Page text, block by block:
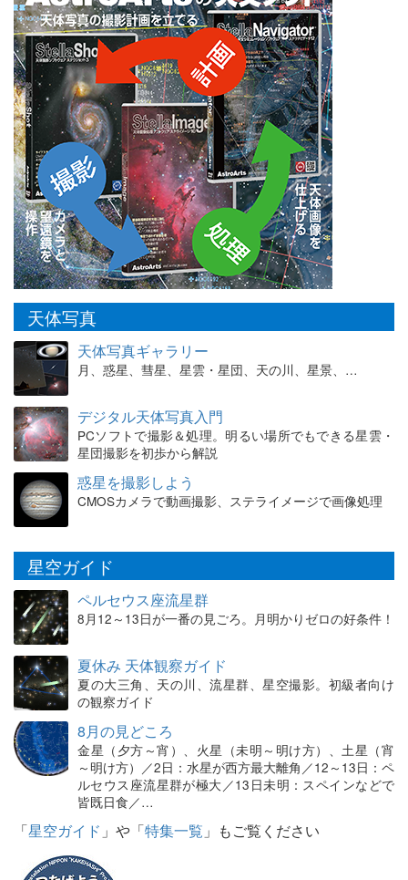
天体写真
天体写真ギャラリー
月、惑星、彗星、星雲・星団、天の川、星景、…
デジタル天体写真入門
PCソフトで撮影＆処理。明るい場所でもできる星雲・
星団撮影を初歩から解説
惑星を撮影しよう
CMOSカメラで動画撮影、ステライメージで画像処理
星空ガイド
ペルセウス座流星群
8月12～13日が一番の見ごろ。月明かりゼロの好条件！
夏休み 天体観察ガイド
夏の大三角、天の川、流星群、星空撮影。初級者向け
の観察ガイド
8月の見どころ
金星（夕方～宵）、火星（未明～明け方）、土星（宵
～明け方）／2日：水星が西方最大離角／12～13日：ペ
ルセウス座流星群が極大／13日未明：スペインなどで
皆既日食／…
「星空ガイド 」や「特集一覧 」もご覧ください